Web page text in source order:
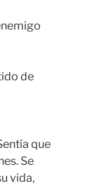
de
que
Se
vida,